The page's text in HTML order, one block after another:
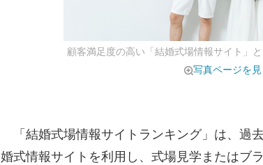
顧客満足度の高い「結婚式場情報サイト」
写真ページを見
「結婚式場情報サイトランキング」は、過
婚式情報サイトを利用し、式場見学またはブ